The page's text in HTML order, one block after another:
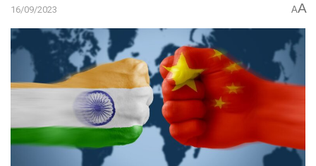
16/09/2023 AA